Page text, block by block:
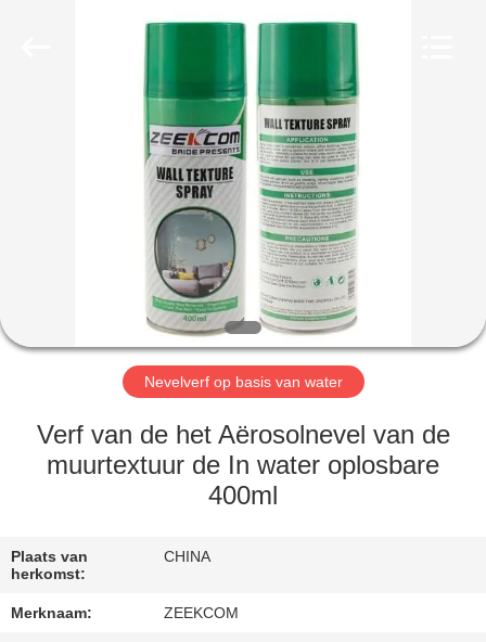
PRODUCTEN
ONGEVEER
FABRIEKSREIS
KWALITEITSCONTROLE
CONTACTEER
Nevelverf op basis van water
Verf van de het Aërosolnevel van de
muurtextuur de In water oplosbare
400ml
Plaats van
herkomst:
CHINA
Merknaam: ZEEKCOM